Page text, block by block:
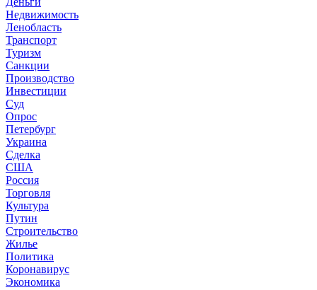
Недвижимость
Ленобласть
Транспорт
Туризм
Санкции
Производство
Инвестиции
Суд
Опрос
Петербург
Украина
Сделка
США
Россия
Торговля
Культура
Путин
Строительство
Жилье
Политика
Коронавирус
Экономика